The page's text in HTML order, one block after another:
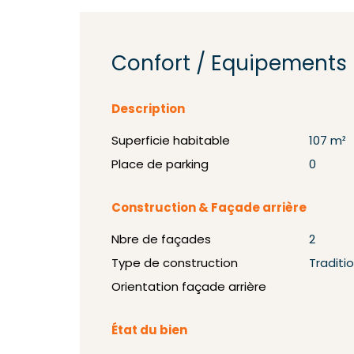
Confort / Equipements
Description
Superficie habitable
107 m²
Place de parking
0
Construction & Façade arrière
Nbre de façades
2
Type de construction
Orientation façade arrière
État du bien